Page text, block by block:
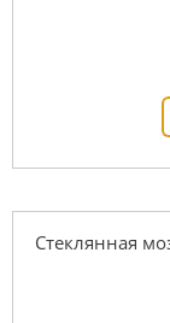
Стеклянная